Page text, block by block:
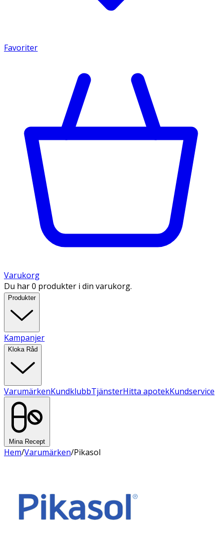
Favoriter
Varukorg
Du har 0 produkter i din varukorg.
Produkter
Kampanjer
Kloka Råd
VarumärkenKundklubbTjänsterHitta apotekKundservice
Mina Recept
Hem/Varumärken/Pikasol